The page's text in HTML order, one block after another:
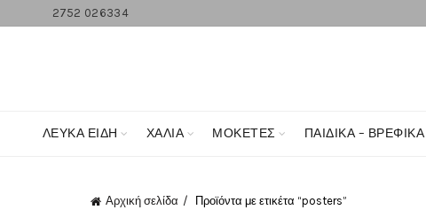
2752 026334
ΛΕΥΚΆ ΕΊΔΗ ΧΑΛΙΑ ΜΟΚΕΤΕΣ ΠΑΙΔΙΚΑ – ΒΡΕΦΙΚΑ
Αρχική σελίδα Προϊόντα με ετικέτα “posters”